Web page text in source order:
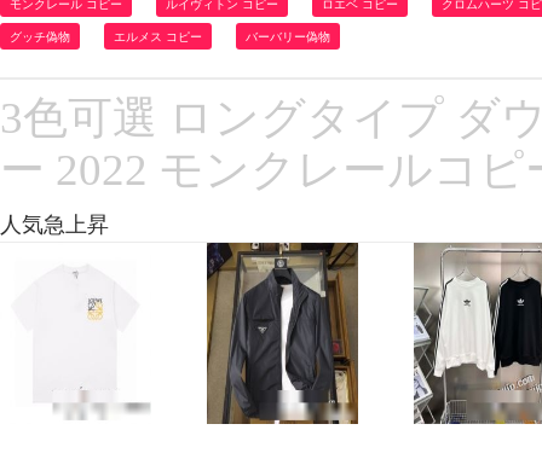
モンクレール コピー ルイヴィトン コピー ロエベ コピー クロムハーツ コ
グッチ偽物 エルメス コピー バーバリー偽物
3色可選 ロングタイプ ダ
ー 2022 モンクレールコピ
人気急上昇